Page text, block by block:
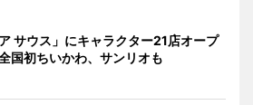
ア サウス」にキャラクター21店オープ
国初ちいかわ、サンリオも